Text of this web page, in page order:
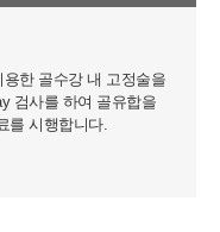
한 골수강 내 고정술을
검사를 하여 골유합을
를 시행합니다.